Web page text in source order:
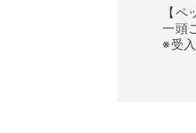
【ペ
一頭
※受